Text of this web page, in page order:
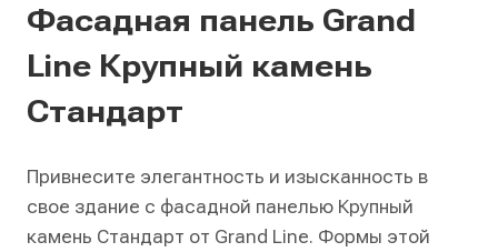
Фасадная панель Grand
Line Крупный камень
Стандарт
Привнесите элегантность и изысканность в
свое здание с фасадной панелью Крупный
камень Стандарт от Grand Line. Формы этой